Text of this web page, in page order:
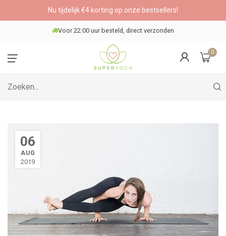
Nu tijdelijk €4 korting op onze bestsellers!
Veilig betalen
0
06
AUG
2019